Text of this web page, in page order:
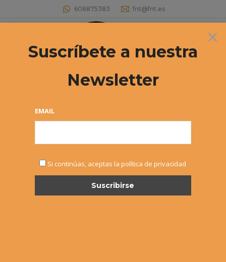
608875383 fnt@fnt.es
Buscar:
PLAZO DE INSCRIPCIÓN A TORNEOS
×
Suscríbete a nuestra
Newsletter
EMAIL
Si continúas, aceptas la política de privacidad